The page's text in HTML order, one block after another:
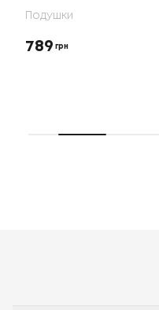
Подушки
789 грн